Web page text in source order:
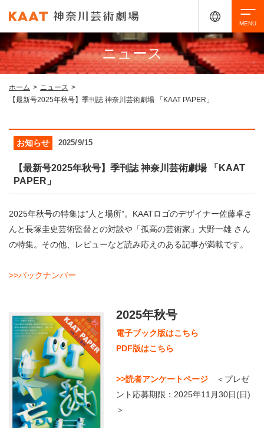
イベントを探す
・ イベント一覧
ご来場案内
・ 館内サービス・アクセシビリティ
・ 交通案内
・ よくある質問
施設を借りる
・ ミッション
・ 芸術監督
・ 施設概要
・ フロアマップ
KAAT 神奈川芸術劇場
SNS
検索
ニュース
ホーム > ニュース >
【最新号2025年秋号】季刊誌 神奈川芸術劇場 「KAAT PAPER」
お知らせ 2025/9/15
【最新号2025年秋号】季刊誌 神奈川芸術劇場 「KAAT
PAPER」
2025年秋号の特集は”人と場所”。KAATロゴのデザイナー佐藤卓さ
んと長塚圭史芸術監督との対談や「孤高の芸術家」大野一雄 さん
の特集。その他、レビューなど読み応えのある記事が満載です。
>>バックナンバー
2025年秋号
電子ブック版はこちら
PDF版はこちら
>>読者アンケートページ ＜プレゼ
ント応募期限：2025年11月30日(日)
＞